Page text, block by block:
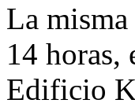
La
14 horas,
Edificio